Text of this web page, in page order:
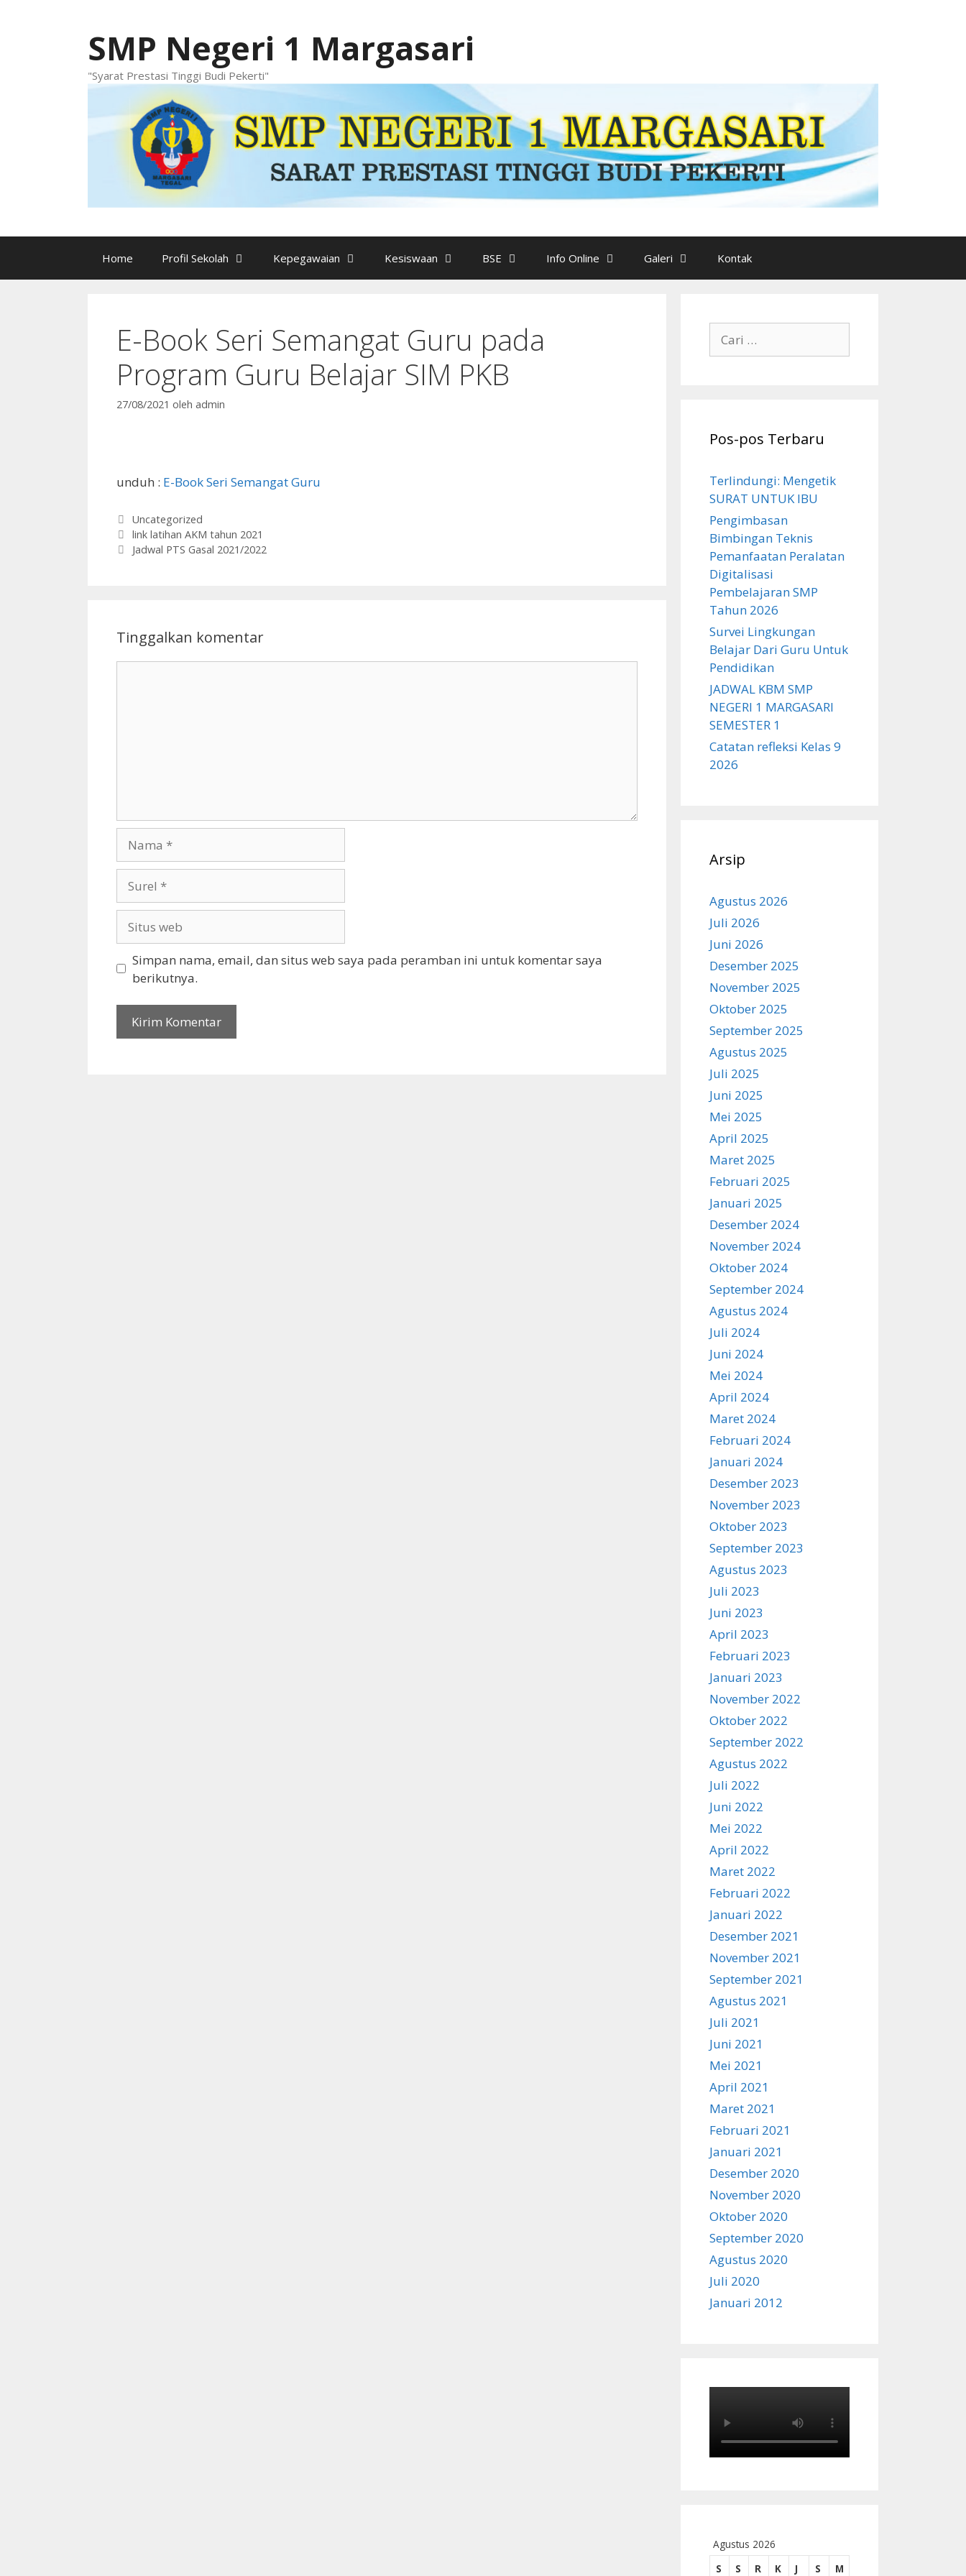
SMP Negeri 1 Margasari
"Syarat Prestasi Tinggi Budi Pekerti"
Home Profil Sekolah Kepegawaian Kesiswaan BSE Info Online Galeri Kontak
E-Book Seri Semangat Guru pada
Program Guru Belajar SIM PKB
27/08/2021 oleh admin
unduh : E-Book Seri Semangat Guru
Kategori
Uncategorized
link latihan AKM tahun 2021
Jadwal PTS Gasal 2021/2022
Tinggalkan komentar
web
Simpan nama, email, dan situs web saya pada peramban ini untuk komentar saya
berikutnya.
untuk:
Pos-pos Terbaru
Terlindungi: Mengetik
SURAT UNTUK IBU
Pengimbasan
Bimbingan Teknis
Pemanfaatan Peralatan
Digitalisasi
Pembelajaran SMP
Tahun 2026
Survei Lingkungan
Belajar Dari Guru Untuk
Pendidikan
JADWAL KBM SMP
NEGERI 1 MARGASARI
SEMESTER 1
Catatan refleksi Kelas 9
2026
Arsip
Agustus 2026
Juli 2026
Juni 2026
Desember 2025
November 2025
Oktober 2025
September 2025
Agustus 2025
Juli 2025
Juni 2025
Mei 2025
April 2025
Maret 2025
Februari 2025
Januari 2025
Desember 2024
November 2024
Oktober 2024
September 2024
Agustus 2024
Juli 2024
Juni 2024
Mei 2024
April 2024
Maret 2024
Februari 2024
Januari 2024
Desember 2023
November 2023
Oktober 2023
September 2023
Agustus 2023
Juli 2023
Juni 2023
April 2023
Februari 2023
Januari 2023
November 2022
Oktober 2022
September 2022
Agustus 2022
Juli 2022
Juni 2022
Mei 2022
April 2022
Maret 2022
Februari 2022
Januari 2022
Desember 2021
November 2021
September 2021
Agustus 2021
Juli 2021
Juni 2021
Mei 2021
April 2021
Maret 2021
Februari 2021
Januari 2021
Desember 2020
November 2020
Oktober 2020
September 2020
Agustus 2020
Juli 2020
Januari 2012
Agustus 2026
S
S R K J S M